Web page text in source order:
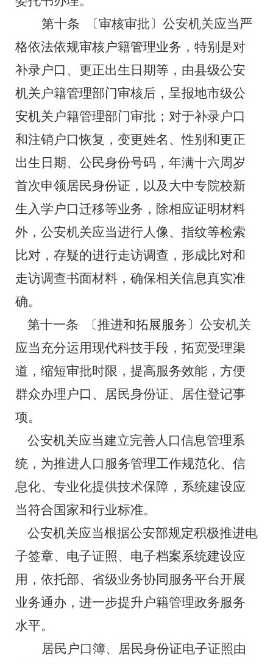
第十条
〔审核审批〕公安机关应当严
格依法依规审核户籍管理业务，特别是对
补录户口、更正出生日期等，由县级公安
机关户籍管理部门审核后，呈报地市级公
安机关户籍管理部门审批；对于补录户口
和注销户口恢复，变更姓名、性别和更正
出生日期、公民身份号码，年满十六周岁
首次申领居民身份证，以及大中专院校新
生入学户口迁移等业务，除相应证明材料
外，公安机关应当进行人像、指纹等检索
比对，存疑的进行走访调查，形成比对和
走访调查书面材料，确保相关信息真实准
确。
第十一条
〔推进和拓展服务〕公安机关
应当充分运用现代科技手段，拓宽受理渠
道，缩短审批时限，提高服务效能，方便
群众办理户口、居民身份证、居住登记事
项。
公安机关应当建立完善人口信息管理系
统，为推进人口服务管理工作规范化、信
息化、专业化提供技术保障，系统建设应
当符合国家和行业标准。
公安机关应当根据公安部规定积极推进电
子签章、电子证照、电子档案系统建设应
用，依托部、省级业务协同服务平台开展
业务通办，进一步提升户籍管理政务服务
水平。
居民户口簿、居民身份证电子证照由